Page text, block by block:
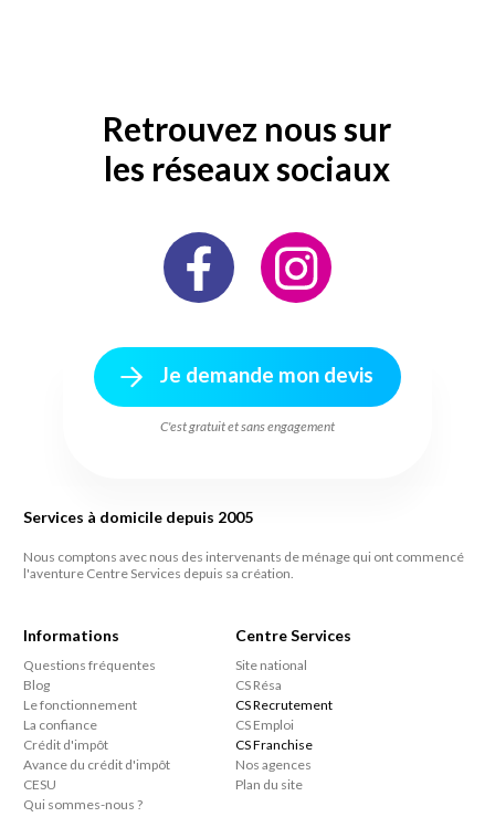
Retrouvez nous sur
les réseaux sociaux
Je demande mon devis
C'est gratuit et sans engagement
Services à domicile depuis 2005
Nous comptons avec nous des intervenants de ménage qui ont commencé
l'aventure Centre Services depuis sa création.
Informations
Questions fréquentes
Blog
Le fonctionnement
La confiance
Crédit d'impôt
Avance du crédit d'impôt
CESU
Qui sommes-nous ?
Centre Services
Site national
CS Résa
CS Recrutement
CS Emploi
CS Franchise
Nos agences
Plan du site